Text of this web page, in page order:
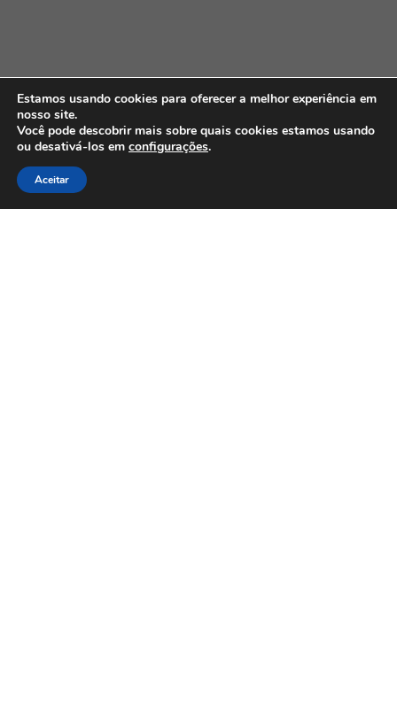
Estamos usando cookies para oferecer a melhor experiência em
nosso site.
Você pode descobrir mais sobre quais cookies estamos usando
ou desativá-los em configurações.
Aceitar